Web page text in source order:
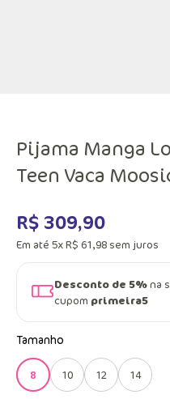
Pijama Manga
Teen Vaca
R$ 309,90
Em até 5xR$ 61,98 sem juros
Desconto de 5%na
cupom primeira5
Tamanho
8 10 12 14